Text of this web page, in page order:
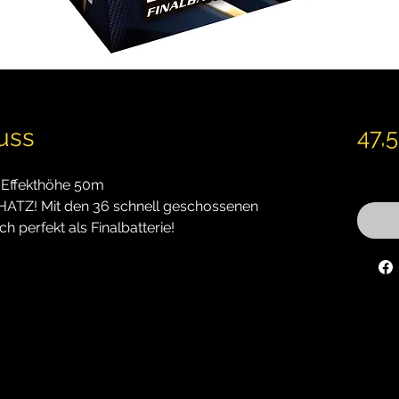
50m
Mit den 36 schnell geschossenen
perfekt als Finalbatterie!